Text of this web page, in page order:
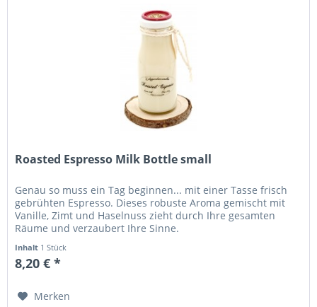
Roasted Espresso Milk Bottle small
Genau so muss ein Tag beginnen... mit einer Tasse frisch
gebrühten Espresso. Dieses robuste Aroma gemischt mit
Vanille, Zimt und Haselnuss zieht durch Ihre gesamten
Räume und verzaubert Ihre Sinne.
Inhalt 1 Stück
8,20 € *
Merken